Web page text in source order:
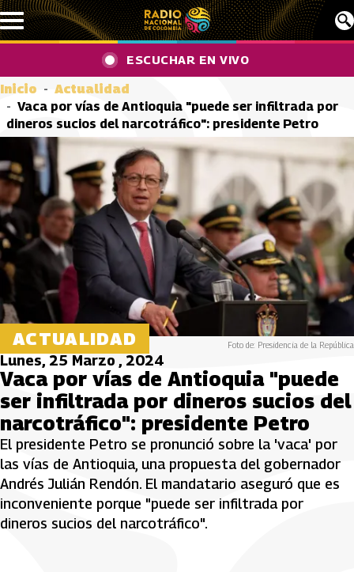
Pasar al contenido principal
ESCUCHAR EN VIVO
Inicio
Actualidad
Vaca por vías de Antioquia "puede ser infiltrada por
dineros sucios del narcotráfico": presidente Petro
ACTUALIDAD Foto de: Presidencia de la República
Lunes, 25 Marzo , 2024
Vaca por vías de Antioquia "puede
ser infiltrada por dineros sucios del
narcotráfico": presidente Petro
El presidente Petro se pronunció sobre la 'vaca' por
las vías de Antioquia, una propuesta del gobernador
Andrés Julián Rendón. El mandatario aseguró que es
inconveniente porque "puede ser infiltrada por
dineros sucios del narcotráfico".